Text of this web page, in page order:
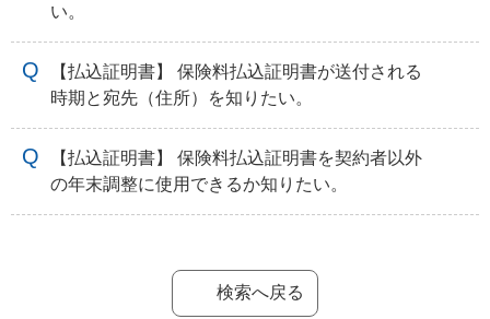
い。
【払込証明書】 保険料払込証明書が送付される
時期と宛先（住所）を知りたい。
【払込証明書】 保険料払込証明書を契約者以外
の年末調整に使用できるか知りたい。
検索へ戻る